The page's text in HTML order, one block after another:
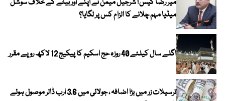
میر رضا کیس؛ شرجیل میمن نے اپنے اور بیٹے کے خلاف سوشل
میڈیا مہم چلانے کا الزام کس پر لگایا؟
اگلے سال کیلئے 40 روزہ حج اسکیم کا پیکیج 12 لاکھ روپے مقرر
ترسیلات زر میں بڑا اضافہ ، جولائی میں 3.6 ارب ڈالر موصول ہوئے